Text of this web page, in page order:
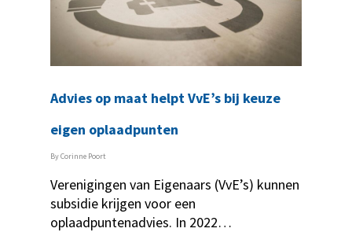
Advies op maat helpt VvE’s bij keuze
eigen oplaadpunten
ByCorinne Poort
Verenigingen van Eigenaars (VvE’s) kunnen
subsidie krijgen voor een
oplaadpuntenadvies. In 2022…